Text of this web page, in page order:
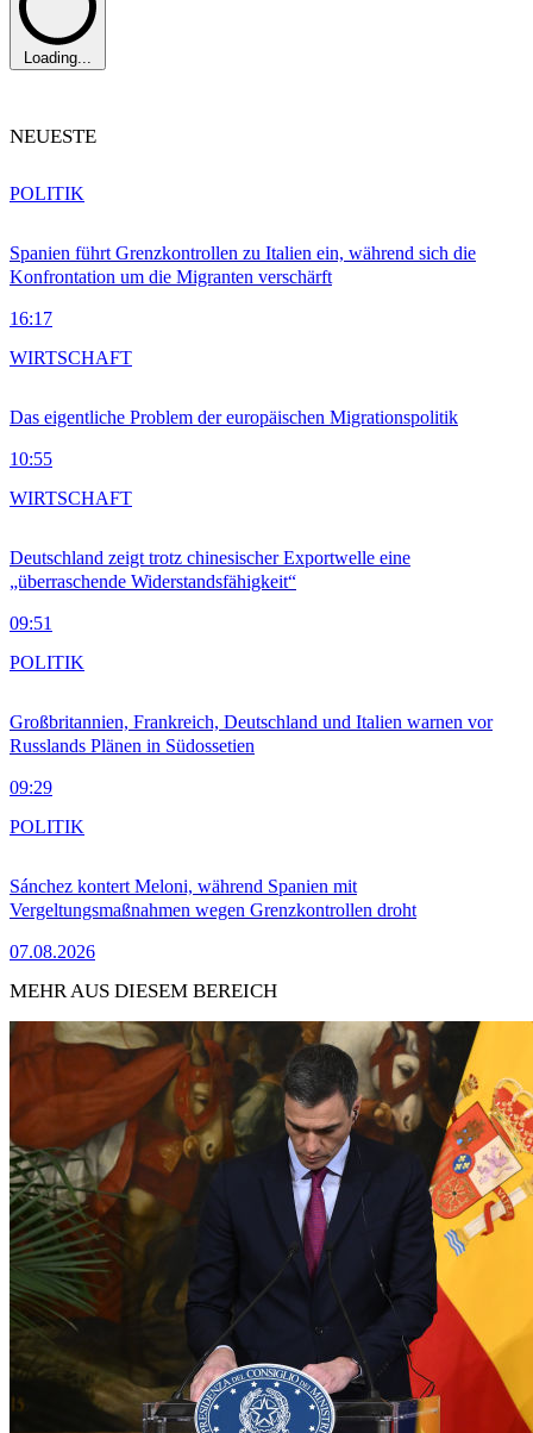
Loading...
NEUESTE
Spanien führt Grenzkontrollen zu Italien ein, während sich die
Konfrontation um die Migranten verschärft
16:17
POLITIK
Das eigentliche Problem der europäischen Migrationspolitik
10:55
WIRTSCHAFT
Deutschland zeigt trotz chinesischer Exportwelle eine
„überraschende Widerstandsfähigkeit“
09:51
WIRTSCHAFT
Großbritannien, Frankreich, Deutschland und Italien warnen vor
Russlands Plänen in Südossetien
09:29
POLITIK
Sánchez kontert Meloni, während Spanien mit
Vergeltungsmaßnahmen wegen Grenzkontrollen droht
07.08.2026
POLITIK
MEHR AUS DIESEM BEREICH